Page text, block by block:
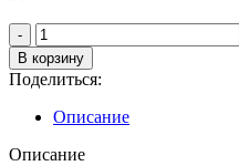
Количество
товара
Гравюры.
1897
г.
Животные.
Рыбы.
В корзину
Поделиться:
Описание
Описание